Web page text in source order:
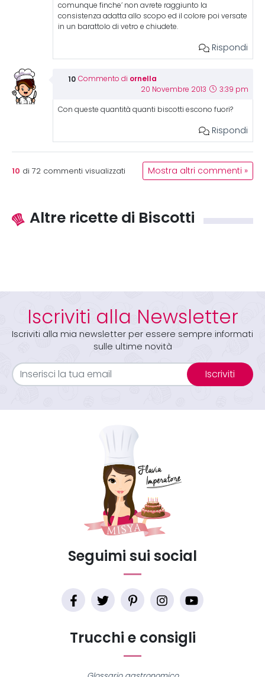
comunque finche’ non avrete raggiunto la
consistenza adatta allo scopo ed il colore poi versate
in un barattolo di vetro e chiudete.
Rispondi
Commento di ornella
20 Novembre 2013 3:39 pm
Con queste quantità quanti biscotti escono fuori?
Rispondi
10 di 72 commenti visualizzati Mostra altri commenti »
Altre ricette di Biscotti
Iscriviti alla Newsletter
Iscriviti alla mia newsletter per essere sempre informati
sulle ultime novità
Iscriviti
Trucchi e consigli
Seguimi sui social